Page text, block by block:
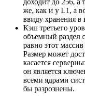
же, как и у L1, а
ввиду хранения
Кэш третьего
объемный раздел
равно этот
Размер может
касается
он является
всеми ядрами
бы разрознены.